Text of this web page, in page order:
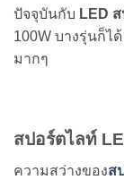
ปัจจุบันกับ LED
100W บางรุ่นก็ไ
มากๆ
สปอร์ตไลท์
ความสว่างของส